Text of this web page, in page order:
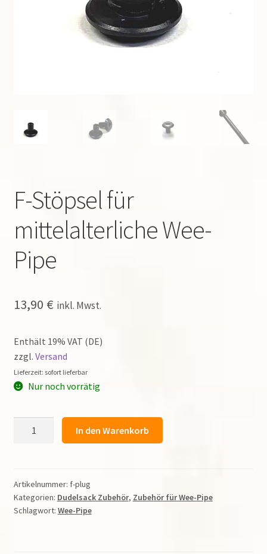
F-Stöpsel für
mittelalterliche Wee-
Pipe
13,90 € inkl. Mwst.
Enthält 19% VAT (DE)
zzgl. Versand
Lieferzeit: sofort lieferbar
Nur noch vorrätig
Wee-
Pipe
Menge
In den Warenkorb
Artikelnummer: f-plug
Kategorien: Dudelsack Zubehör, Zubehör für Wee-Pipe
Schlagwort: Wee-Pipe